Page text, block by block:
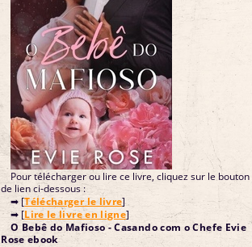
Pour télécharger ou lire ce livre, cliquez sur le bouton
de lien ci-dessous :
➡ [Télécharger le livre]
➡ [Lire le livre en ligne]
O Bebê do Mafioso - Casando com o Chefe Evie
Rose ebook